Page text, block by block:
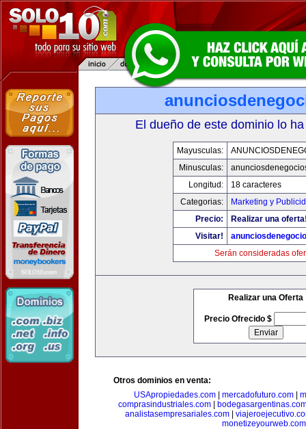
El dueño de este dominio lo
Mayusculas:
Minusculas:
Longitud:
18 caracteres
Categorias:
Marketing y
Precio:
Realizar una
Visitar!
Serán consideradas
Realizar una Oferta
Precio Ofrecido $
Otros dominios en venta:
USApropiedades.com| mercadofuturo.com|
comprasindustriales.com
analistasempresariales.com
monetizeyourweb.com